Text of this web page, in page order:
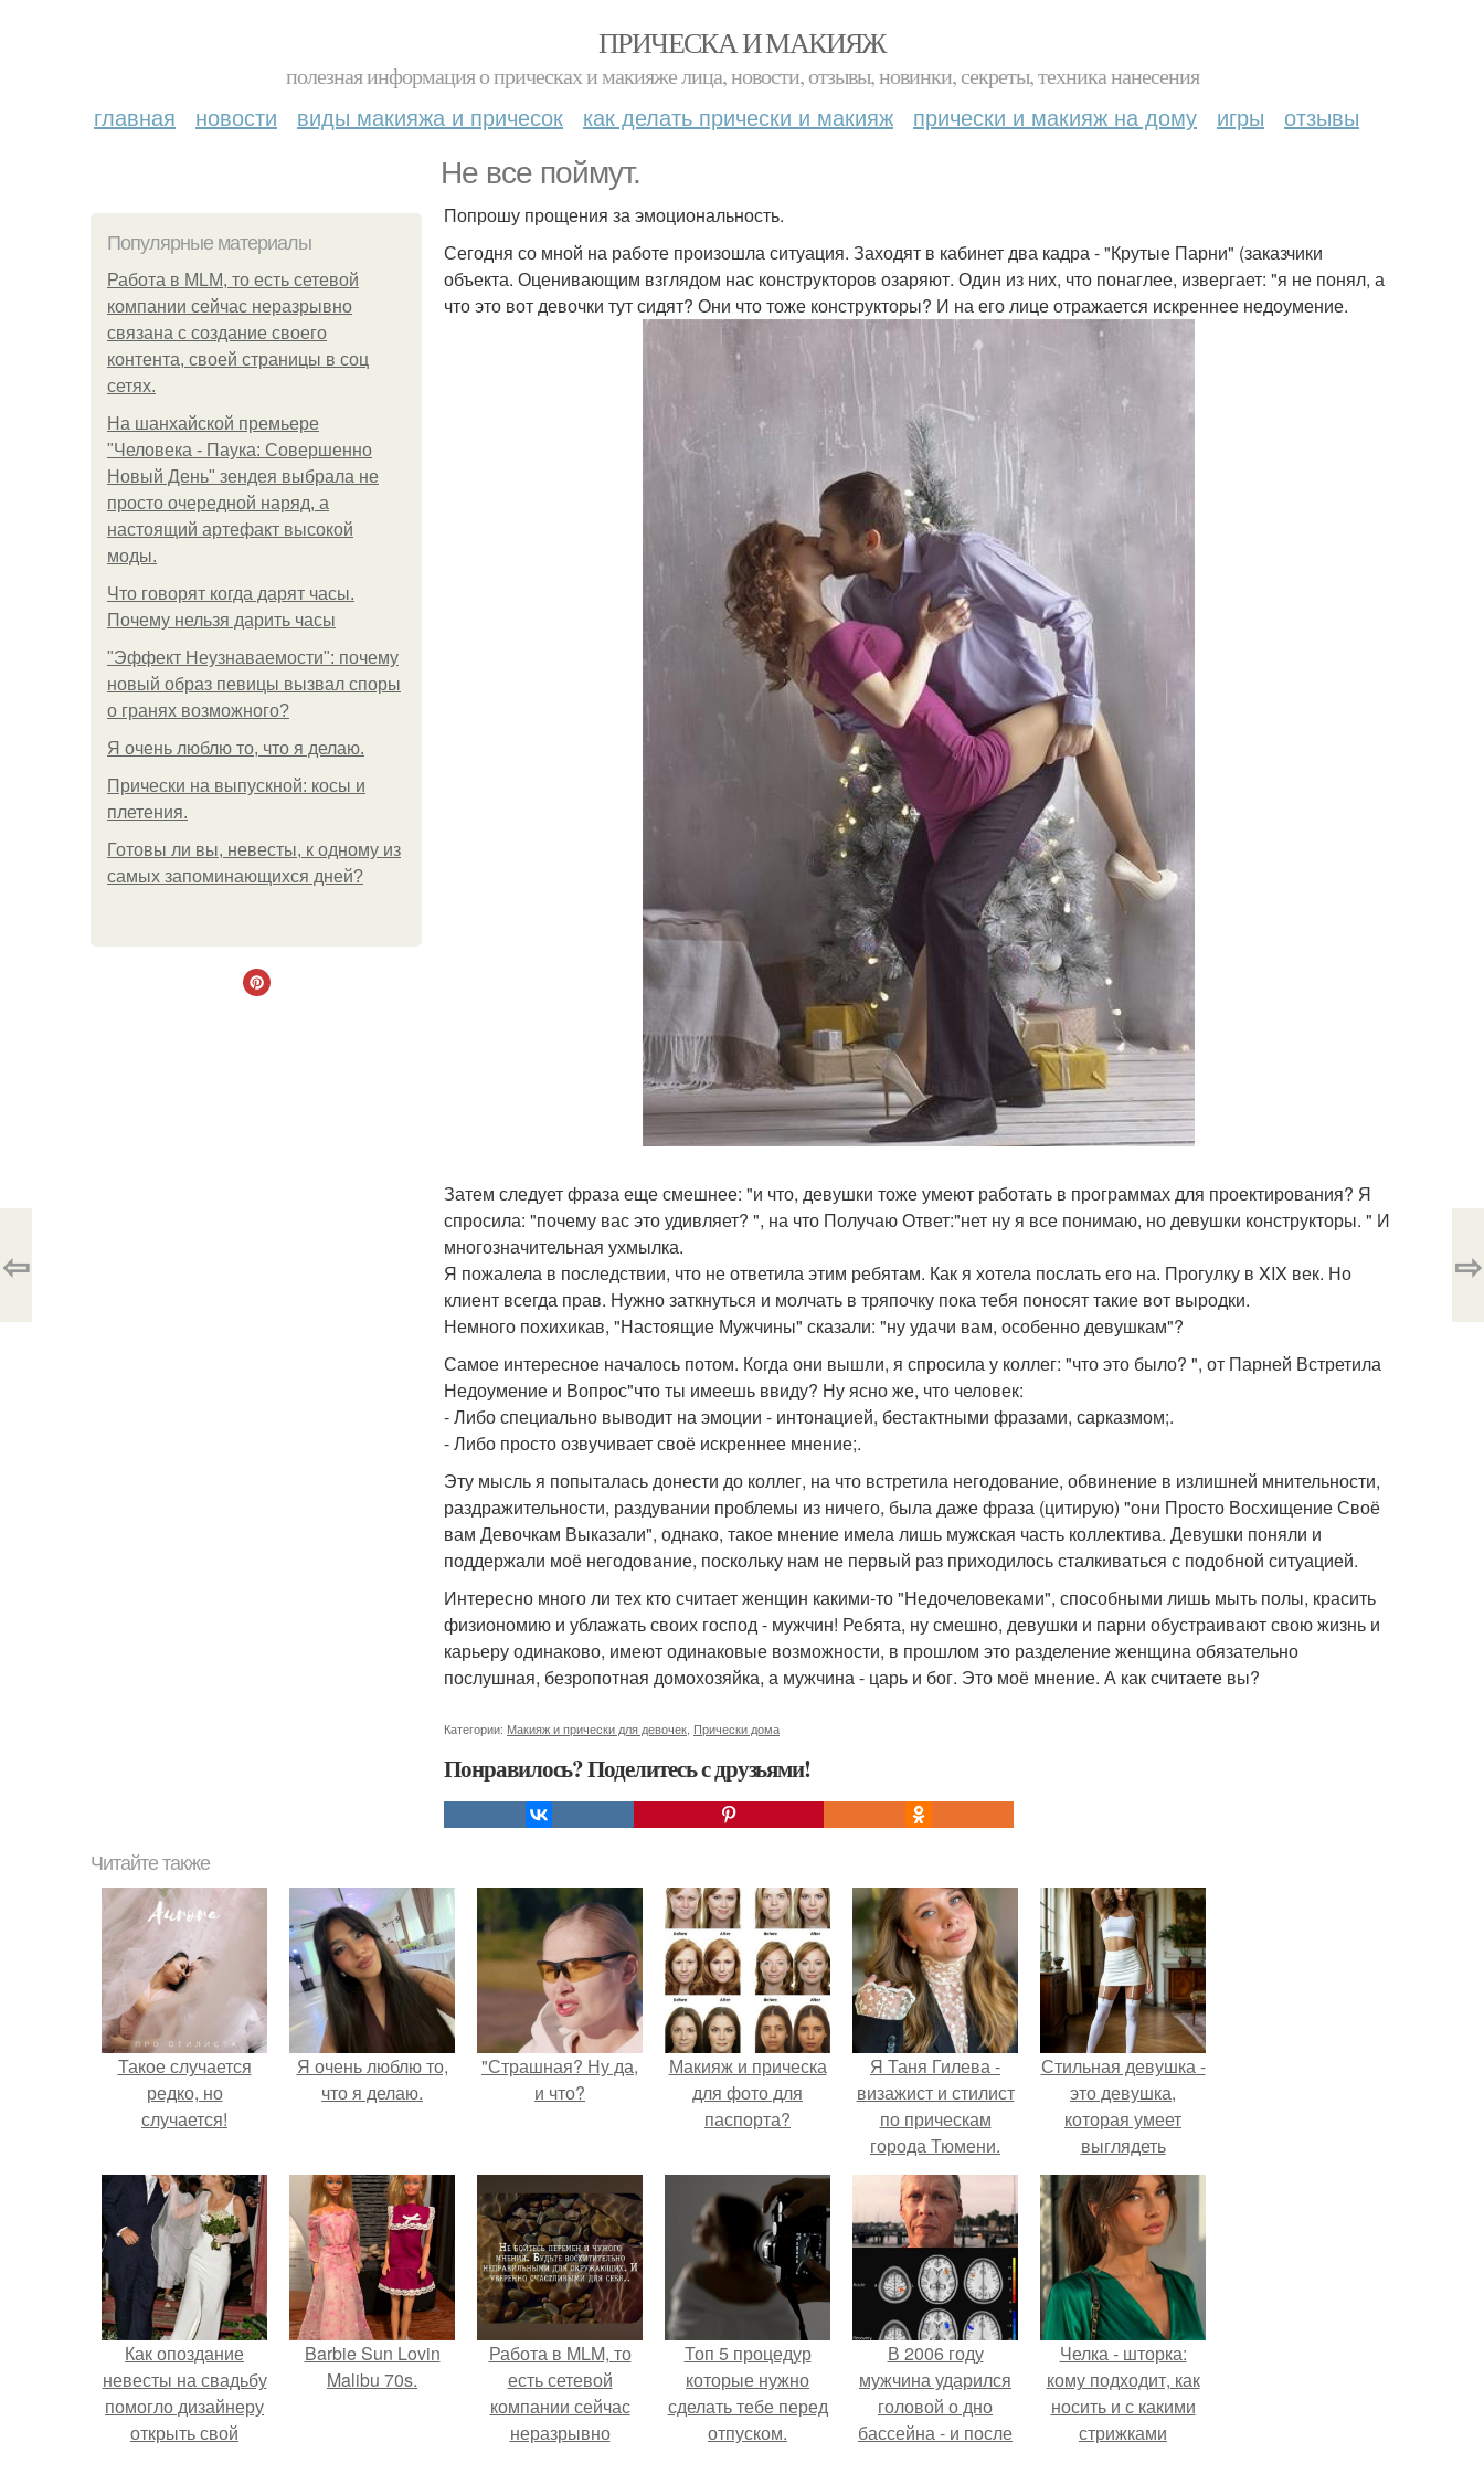
ПРИЧЕСКА И МАКИЯЖ
полезная информация о прическах и макияже лица, новости, отзывы, новинки, секреты, техника нанесения
главная новости виды макияжа и причесок как делать прически и макияж прически и макияж на дому игры отзывы
Не все поймут.
Популярные материалы
Работа в MLM, то есть сетевой
компании сейчас неразрывно
связана с создание своего
контента, своей страницы в соц
сетях.
На шанхайской премьере
"Человека - Паука: Совершенно
Новый День" зендея выбрала не
просто очередной наряд, а
настоящий артефакт высокой
моды.
Что говорят когда дарят часы.
Почему нельзя дарить часы
"Эффект Неузнаваемости": почему
новый образ певицы вызвал споры
о гранях возможного?
Я очень люблю то, что я делаю.
Прически на выпускной: косы и
плетения.
Готовы ли вы, невесты, к одному из
самых запоминающихся дней?
Попрошу прощения за эмоциональность.
Сегодня со мной на работе произошла ситуация. Заходят в кабинет два кадра - "Крутые Парни" (заказчики
объекта. Оценивающим взглядом нас конструкторов озаряют. Один из них, что понаглее, извергает: "я не понял, а
что это вот девочки тут сидят? Они что тоже конструкторы? И на его лице отражается искреннее недоумение.
Затем следует фраза еще смешнее: "и что, девушки тоже умеют работать в программах для проектирования? Я
спросила: "почему вас это удивляет? ", на что Получаю Ответ:"нет ну я все понимаю, но девушки конструкторы. " И
многозначительная ухмылка.
Я пожалела в последствии, что не ответила этим ребятам. Как я хотела послать его на. Прогулку в XIX век. Но
клиент всегда прав. Нужно заткнуться и молчать в тряпочку пока тебя поносят такие вот выродки.
Немного похихикав, "Настоящие Мужчины" сказали: "ну удачи вам, особенно девушкам"?
Самое интересное началось потом. Когда они вышли, я спросила у коллег: "что это было? ", от Парней Встретила
Недоумение и Вопрос"что ты имеешь ввиду? Ну ясно же, что человек:
- Либо специально выводит на эмоции - интонацией, бестактными фразами, сарказмом;.
- Либо просто озвучивает своё искреннее мнение;.
Эту мысль я попыталась донести до коллег, на что встретила негодование, обвинение в излишней мнительности,
раздражительности, раздувании проблемы из ничего, была даже фраза (цитирую) "они Просто Восхищение Своё
вам Девочкам Выказали", однако, такое мнение имела лишь мужская часть коллектива. Девушки поняли и
поддержали моё негодование, поскольку нам не первый раз приходилось сталкиваться с подобной ситуацией.
Интересно много ли тех кто считает женщин какими-то "Недочеловеками", способными лишь мыть полы, красить
физиономию и ублажать своих господ - мужчин! Ребята, ну смешно, девушки и парни обустраивают свою жизнь и
карьеру одинаково, имеют одинаковые возможности, в прошлом это разделение женщина обязательно
послушная, безропотная домохозяйка, а мужчина - царь и бог. Это моё мнение. А как считаете вы?
Категории: Макияж и прически для девочек Прически дома
Понравилось? Поделитесь с друзьями!
⇦ ⇨
Читайте также
Такое случается
редко, но
случается!
Я очень люблю то,
что я делаю.
"Страшная? Ну да,
и что?
Макияж и прическа
для фото для
паспорта?
Я Таня Гилева -
визажист и стилист
по прическам
города Тюмени.
Стильная девушка -
это девушка,
которая умеет
выглядеть
привлекательно и
элегантно в любои
ситуации.
Как опоздание
невесты на свадьбу
помогло дизайнеру
открыть свой
Barbie Sun Lovin
Malibu 70s.
Работа в MLM, то
есть сетевой
компании сейчас
неразрывно
Топ 5 процедур
которые нужно
сделать тебе перед
отпуском.
В 2006 году
мужчина ударился
головой о дно
бассейна - и после
Челка - шторка:
кому подходит, как
носить и с какими
стрижками